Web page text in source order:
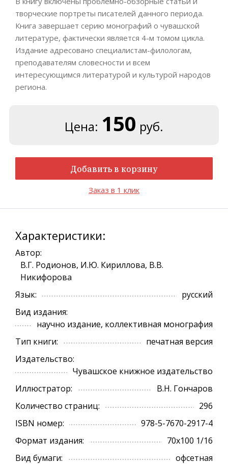
творческие портреты писателей данного периода.
Книга завершает серию монографий о чувашской
литературе, фактически является 4-м томом цикла.
Издание адресовано специалистам-филологам,
преподавателям словесности и всем
интересующимся литературой и культурой народов
региона.
Цена: 150 руб.
Добавить в корзину
Заказ в 1 клик
Характеристики:
Автор:
В.Г. Родионов, И.Ю. Кириллова, В.В.
Никифорова
Язык:
русский
Вид издания:
научно издание, коллективная монография
Тип книги:
печатная версия
Издательство:
Чувашское книжное издательство
Иллюстратор:
В.Н. Гончаров
Количество страниц:
296
ISBN номер:
978-5-7670-2917-4
Формат издания:
70х100 1/16
Вид бумаги:
офсетная